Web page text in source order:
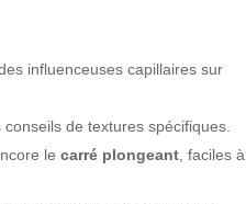
influenceuses capillaires sur
conseils de textures spécifiques.
lecarré plongeant, faciles à